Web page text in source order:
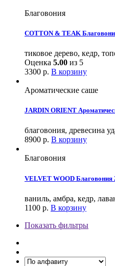
Благовония
COTTON & TEAK
тиковое дерево, кедр,
Оценка 5.00 из 5
3300 р. В корзину
Ароматические саше
JARDIN ORIENT
благовония, древесина
8900 р. В корзину
Благовония
VELVET WOOD
ваниль, амбра, кедр,
1100 р. В корзину
Показать фильтры